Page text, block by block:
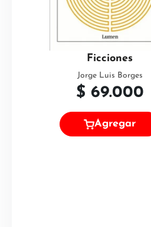
Ficciones
Jorge Luis Borges
$ 69.000
Agregar